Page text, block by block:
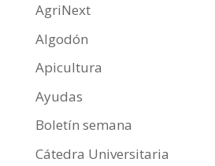
AgriNext
Algodón
Apicultura
Ayudas
Boletín semana
Cátedra Universitaria